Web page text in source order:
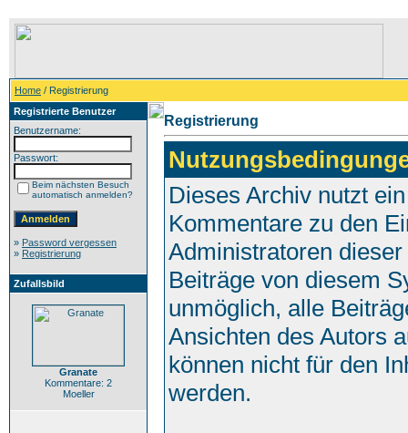
Home / Registrierung
Registrierte Benutzer
Benutzername:
Passwort:
Beim nächsten Besuch
automatisch anmelden?
» Password vergessen
» Registrierung
Zufallsbild
Granate
Kommentare: 2
Moeller
Registrierung
Dieses Archiv nutzt
Kommentare zu den
Administratoren
Beiträge von diesem
unmöglich, alle
Ansichten des Autors
können nicht für den
werden.